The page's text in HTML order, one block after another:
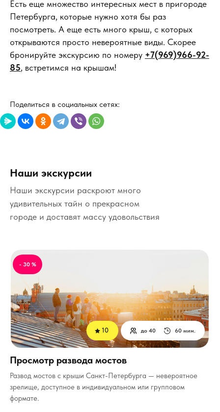
Есть еще множество интересных мест в пригороде
Петербурга, которые нужно хотя бы раз
посмотреть. А еще есть много крыш, с которых
открываются просто невероятные виды. Скорее
бронируйте экскурсию по номеру +7(969)966-92-
85, встретимся на крышам!
Поделиться в социальных сетях:
Наши экскурсии
Наши экскурсии раскроют много
удивительных тайн о прекрасном
городе и доставят массу удовольствия
Развод мостов с крыши Санкт-Петербурга — невероятное
зрелище, доступное в индивидуальном или групповом
формате.
60 мин.
до 40
- 30 %
Просмотр развода мостов
10